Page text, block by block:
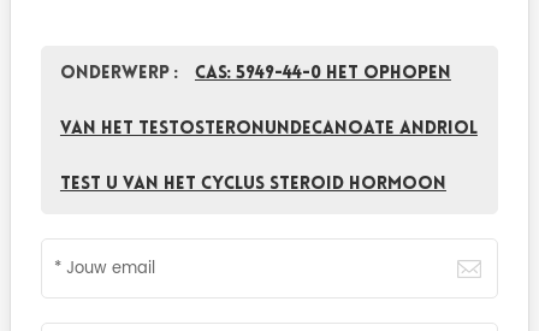
Onderwerp : CAS: 5949-44-0 Het ophopen
van het Testosteronundecanoate Andriol
Test U van het Cyclus Steroid Hormoon